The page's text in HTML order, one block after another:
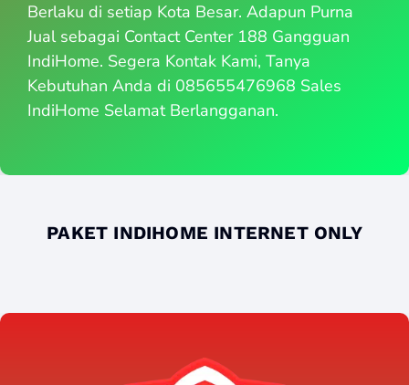
Berlaku di setiap Kota Besar. Adapun Purna
Jual sebagai Contact Center 188 Gangguan
IndiHome. Segera Kontak Kami, Tanya
Kebutuhan Anda di 085655476968 Sales
IndiHome Selamat Berlangganan.
PAKET INDIHOME INTERNET ONLY